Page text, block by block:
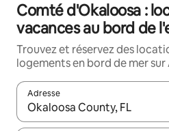
Comté d'Okaloosa :
vacances au bord de
Trouvez et réservez des
logements en bord de mer
Adresse
Lorsque les résultats